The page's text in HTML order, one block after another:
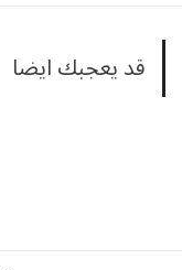
قد يعجبك ايضا